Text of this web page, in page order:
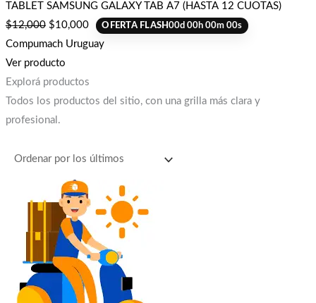
TABLET SAMSUNG GALAXY TAB A7 (HASTA 12 CUOTAS)
$12,000 $10,000 OFERTA FLASH00d00h00m00s
Compumach Uruguay
Ver producto
Explorá productos
Todos los productos del sitio, con una grilla más clara y
profesional.